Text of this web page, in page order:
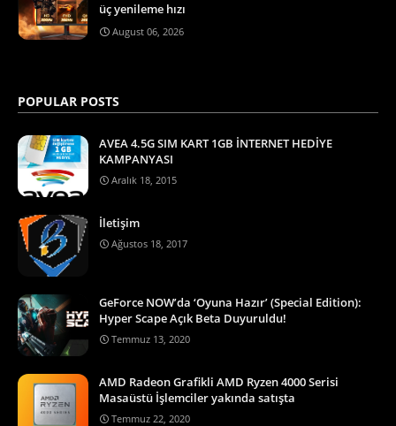
üç yenileme hızı
August 06, 2026
POPULAR POSTS
AVEA 4.5G SIM KART 1GB İNTERNET HEDİYE
KAMPANYASI
Aralık 18, 2015
İletişim
Ağustos 18, 2017
GeForce NOW’da ‘Oyuna Hazır’ (Special Edition):
Hyper Scape Açık Beta Duyuruldu!
Temmuz 13, 2020
AMD Radeon Grafikli AMD Ryzen 4000 Serisi
Masaüstü İşlemciler yakında satışta
Temmuz 22, 2020